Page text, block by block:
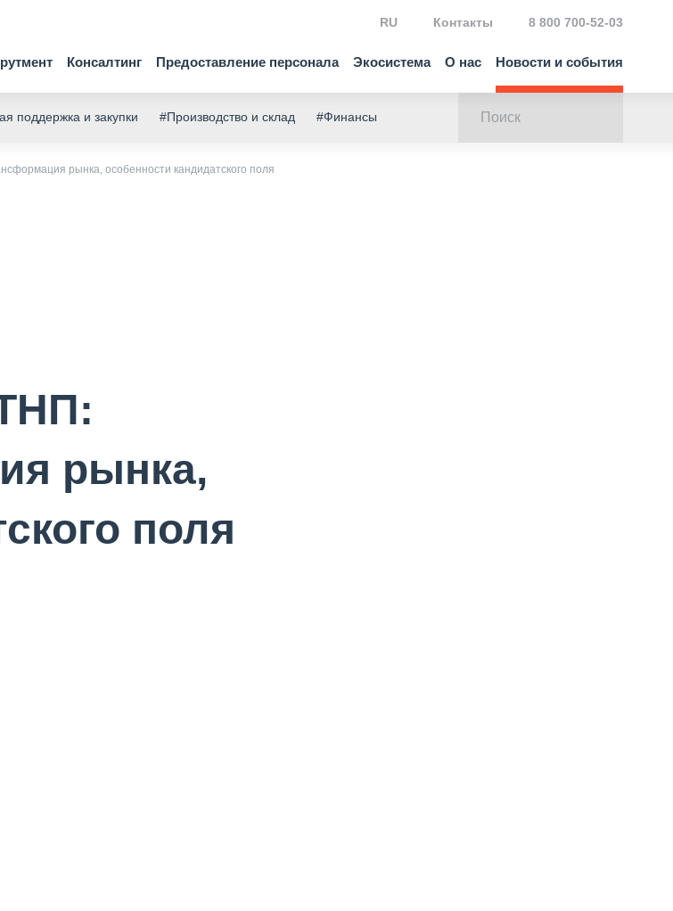
Консалтинг Предоставление персонала Экосистема О нас Новости и события
RU Контакты 8 800 700-52-03
поддержка и закупки #Производство и склад #Финансы
рынка, особенности кандидатского поля
рынка,
поля